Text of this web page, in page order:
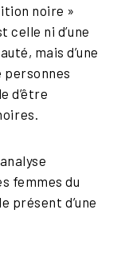
noire »
celle ni d’une
mais d’une
personnes
d’être
femmes du
présent d’une